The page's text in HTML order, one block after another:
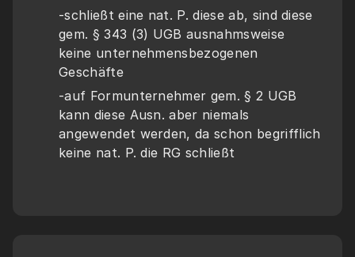
-schließt eine nat. P. diese ab, sind diese
gem. § 343 (3) UGB ausnahmsweise
keine unternehmensbezogenen
Geschäfte
-auf Formunternehmer gem. § 2 UGB
kann diese Ausn. aber niemals
angewendet werden, da schon begrifflich
keine nat. P. die RG schließt